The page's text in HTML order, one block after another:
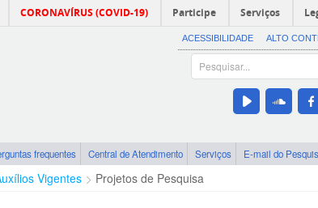
CORONAVÍRUS (COVID-19) Participe Serviços
ACESSIBILIDADE ALTO
frequentes Central de Atendimento Serviços E-mail do
Vigentes Projetos de Pesquisa